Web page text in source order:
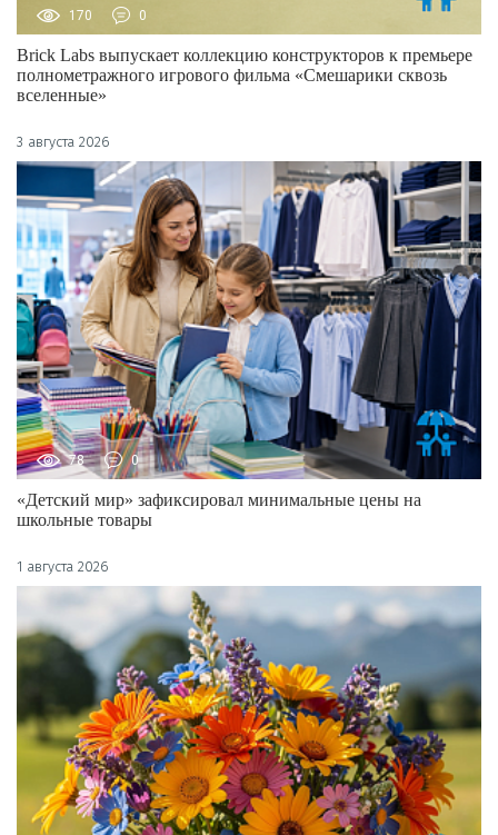
170 0
Brick Labs выпускает коллекцию конструкторов к премьере
полнометражного игрового фильма «Смешарики сквозь
вселенные»
3 августа 2026
78 0
«Детский мир» зафиксировал минимальные цены на
школьные товары
1 августа 2026